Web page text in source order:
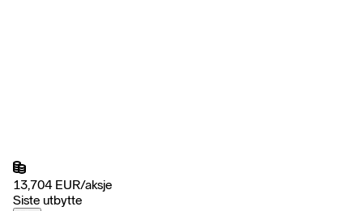
13,704 EUR/aksje
Siste utbytte